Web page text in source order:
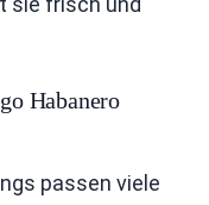
Habanero
passen viele